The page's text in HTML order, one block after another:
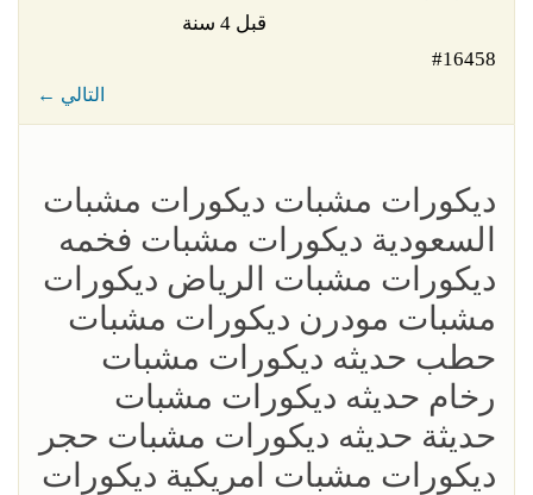
قبل 4 سنة
#16458
← التالي
ديكورات مشبات ديكورات مشبات
السعودية ديكورات مشبات فخمه
ديكورات مشبات الرياض ديكورات
مشبات مودرن ديكورات مشبات
حطب حديثه ديكورات مشبات
رخام حديثه ديكورات مشبات
حديثة حديثه ديكورات مشبات حجر
ديكورات مشبات امريكية ديكورات